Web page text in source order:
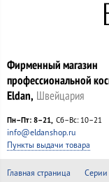
Фирменный магазин
профессиональной
Eldan, Швейцария
Пн–Пт: 8–21 Сб–Вс: 10–21
info@eldanshop.ru
Пункты выдачи товара
Главная страница Серии